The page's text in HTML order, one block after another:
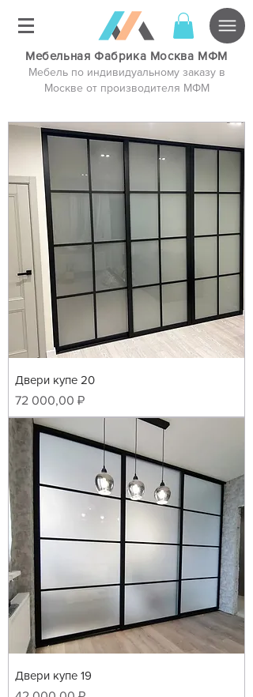
Мебельная Фабрика Москва МФМ
Мебель по индивидуальному заказу в
Москве от производителя МФМ
Двери купе 20
Цена
72 000,00 ₽
Двери купе 19